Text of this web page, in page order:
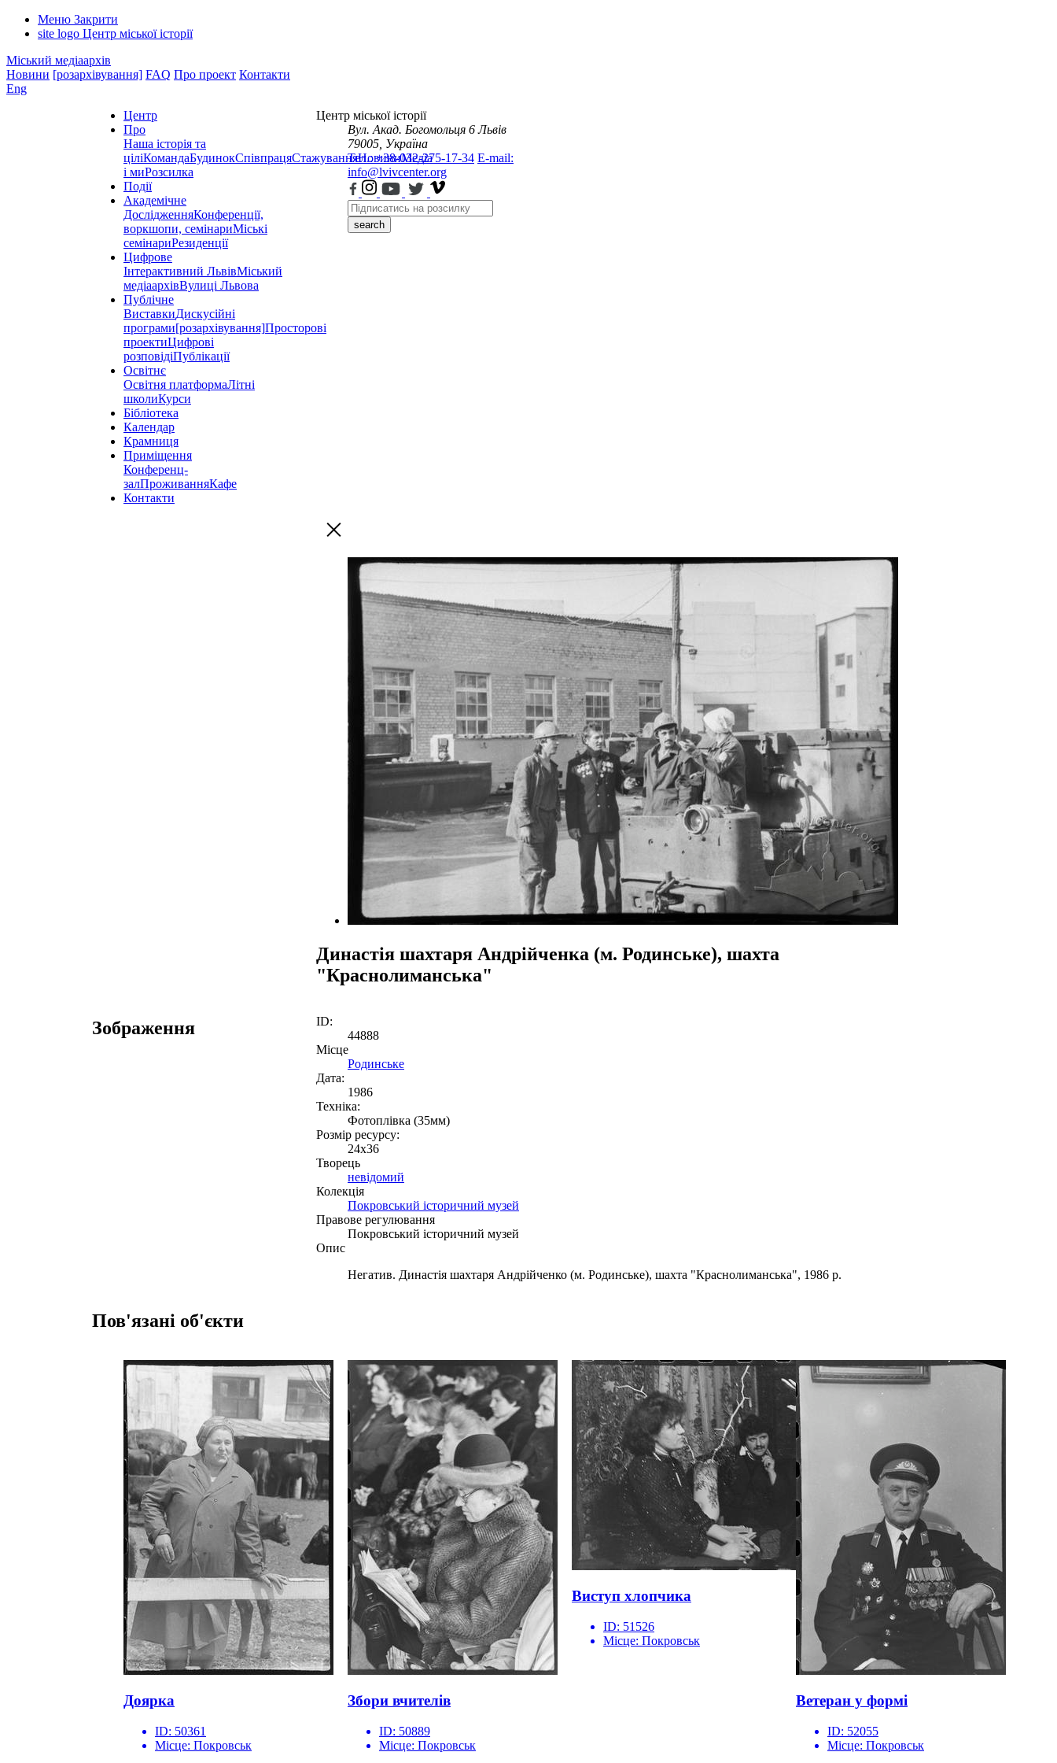
Меню Закрити
site logo Центр міської історії
Міський медіаархів
Новини [розархівування] FAQ Про проект Контакти
Eng
Центр
Про
Наша історія та
ціліКомандаБудинокСпівпрацяСтажуванняНовиниМедіа
і миРозсилка
Події
Академічне
ДослідженняКонференції,
воркшопи, семінариМіські
семінариРезиденції
Цифрове
Інтерактивний ЛьвівМіський
медіаархівВулиці Львова
Публічне
ВиставкиДискусійні
програми[розархівування]Просторові
проектиЦифрові
розповідіПублікації
Освітнє
Освітня платформаЛітні
школиКурси
Бібліотека
Календар
Крамниця
Приміщення
Конференц-
залПроживанняКафе
Контакти
Центр міської історії
Вул. Акад. Богомольця 6 Львів
79005, Україна
Тел.: +38-032-275-17-34 E-mail:
info@lvivcenter.org
search
Династія шахтаря Андрійченка (м. Родинське), шахта
"Краснолиманська"
Зображення
ID:
44888
Місце
Родинське
Дата:
1986
Техніка:
Фотоплівка (35мм)
Розмір ресурсу:
24х36
Творець
невідомий
Колекція
Покровський історичний музей
Правове регулювання
Покровський історичний музей
Опис
Негатив. Династія шахтаря Андрійченко (м. Родинське), шахта "Краснолиманська", 1986 р.
Пов'язані об'єкти
Доярка
ID: 50361
Місце: Покровськ
Збори вчителів
ID: 50889
Місце: Покровськ
Виступ хлопчика
ID: 51526
Місце: Покровськ
Ветеран у формі
ID: 52055
Місце: Покровськ